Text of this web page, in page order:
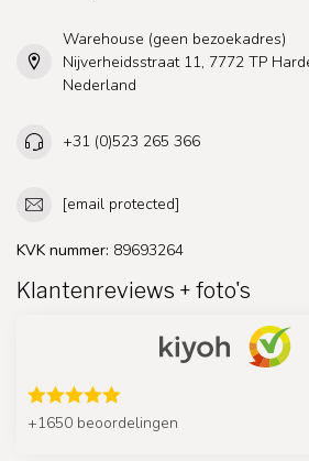
Warehouse (geen bezoekadres)
Nijverheidsstraat 11, 7772 TP
Nederland
+31 (0)523 265 366
[email protected]
KVK nummer: 89693264
Klantenreviews + foto's
+1650 beoordelingen